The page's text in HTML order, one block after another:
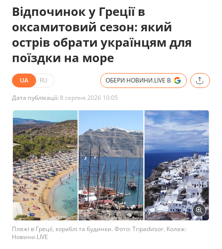
Відпочинок у Греції в
оксамитовий сезон: який
острів обрати українцям для
поїздки на море
UA RU ОБЕРИ НОВИНИ.LIVE В
Дата публікації:8 серпня 2026 10:05
Пляжі в Греції, кораблі та будинки. Фото: Tripadvisor. Колаж:
Новини.LIVE